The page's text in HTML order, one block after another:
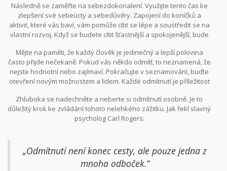
záležitostí.
Následně se zaměřte na sebezdokonalení. Využijte tento čas ke
zlepšení své sebeúcty a sebedůvěry. Zapojení do koníčků a
aktivit, které vás baví, vám pomůže cítit se lépe a soustředit se na
vlastní rozvoj. Když se budete cítit šťastnější a spokojenější, bude
Mějte na paměti, že každý člověk je jedinečný a lepší polovina
často přijde nečekaně. Pokud vás někdo odmítl, to neznamená, že
nejste hodnotní nebo zajímaví. Pokračujte v seznamování, buďte
otevření novým možnostem a lidem. Každé odmítnutí je příležitost
Zhluboka se nadechněte a neberte si odmítnutí osobně. Je to
důležitý krok ke zvládání tohoto nelehkého zážitku. Jak řekl slavný
psycholog Carl Rogers:
„Odmítnutí není konec cesty, ale pouze jedna z
mnoha odboček.“